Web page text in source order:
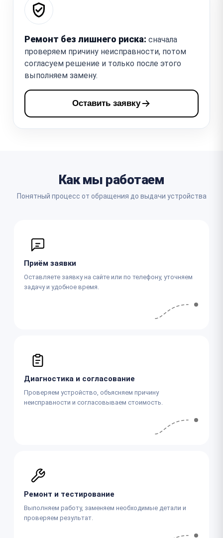
Ремонт без лишнего риска: сначала
проверяем причину неисправности, потом
согласуем решение и только после этого
выполняем замену.
Оставить заявку
Как мы работаем
Понятный процесс от обращения до выдачи устройства
Приём заявки
Оставляете заявку на сайте или по телефону, уточняем
задачу и удобное время.
Диагностика и согласование
Проверяем устройство, объясняем причину
неисправности и согласовываем стоимость.
Ремонт и тестирование
Выполняем работу, заменяем необходимые детали и
проверяем результат.